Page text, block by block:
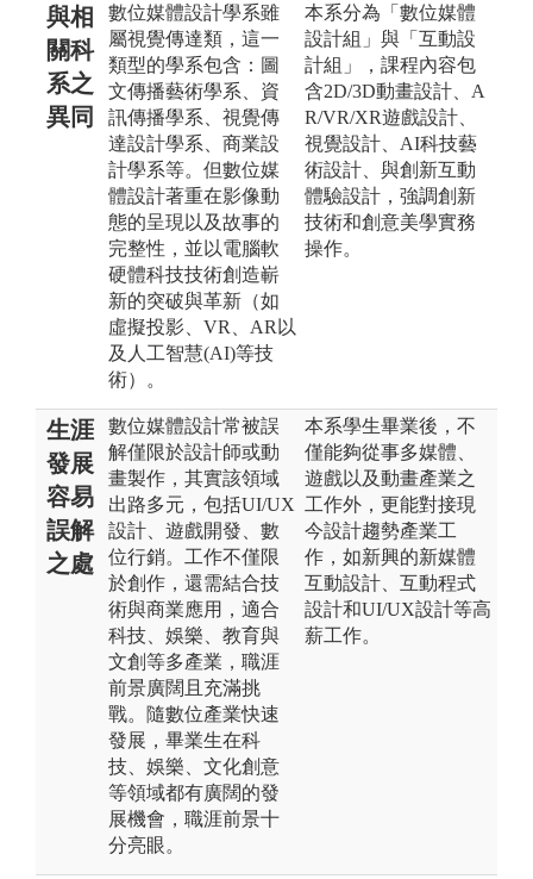
與相
關科
系之
異同
數位媒體設計學系雖
屬視覺傳達類，這一
類型的學系包含：圖
文傳播藝術學系、資
訊傳播學系、視覺傳
達設計學系、商業設
計學系等。但數位媒
體設計著重在影像動
態的呈現以及故事的
完整性，並以電腦軟
硬體科技技術創造嶄
新的突破與革新（如
虛擬投影、VR、AR以
及人工智慧(AI)等技
術）。
本系分為「數位媒體
設計組」與「互動設
計組」，課程內容包
含2D/3D動畫設計、A
R/VR/XR遊戲設計、
視覺設計、AI科技藝
術設計、與創新互動
體驗設計，強調創新
技術和創意美學實務
操作。
生涯
發展
容易
誤解
之處
數位媒體設計常被誤
解僅限於設計師或動
畫製作，其實該領域
出路多元，包括UI/UX
設計、遊戲開發、數
位行銷。工作不僅限
於創作，還需結合技
術與商業應用，適合
科技、娛樂、教育與
文創等多產業，職涯
前景廣闊且充滿挑
戰。隨數位產業快速
發展，畢業生在科
技、娛樂、文化創意
等領域都有廣闊的發
展機會，職涯前景十
分亮眼。
本系學生畢業後，不
僅能夠從事多媒體、
遊戲以及動畫產業之
工作外，更能對接現
今設計趨勢產業工
作，如新興的新媒體
互動設計、互動程式
設計和UI/UX設計等高
薪工作。